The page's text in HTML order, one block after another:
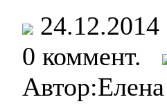
0 коммент.